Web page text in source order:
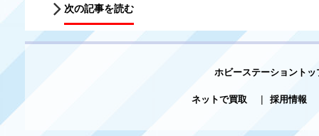
次の記事を読む
ホビーステーショントッ
ネットで買取
| 採用情報